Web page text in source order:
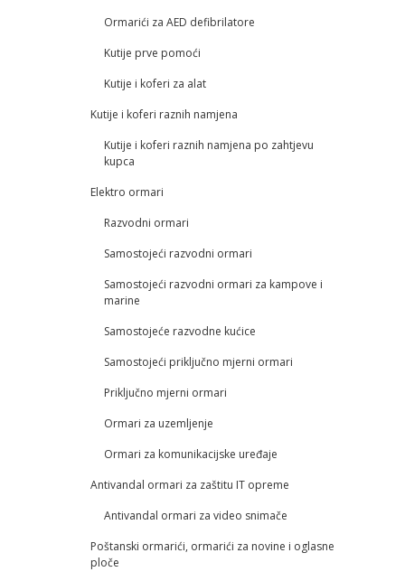
Ormarići za AED defibrilatore
Kutije prve pomoći
Kutije i koferi za alat
Kutije i koferi raznih namjena
Kutije i koferi raznih namjena po zahtjevu
kupca
Elektro ormari
Razvodni ormari
Samostojeći razvodni ormari
Samostojeći razvodni ormari za kampove i
marine
Samostojeće razvodne kućice
Samostojeći priključno mjerni ormari
Priključno mjerni ormari
Ormari za uzemljenje
Ormari za komunikacijske uređaje
Antivandal ormari za zaštitu IT opreme
Antivandal ormari za video snimače
Poštanski ormarići, ormarići za novine i oglasne
ploče